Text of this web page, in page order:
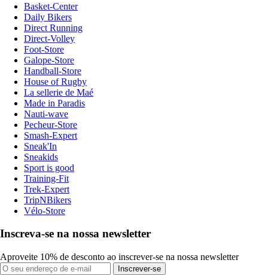
Basket-Center
Daily Bikers
Direct Running
Direct-Volley
Foot-Store
Galope-Store
Handball-Store
House of Rugby
La sellerie de Maé
Made in Paradis
Nauti-wave
Pecheur-Store
Smash-Expert
Sneak'In
Sneakids
Sport is good
Training-Fit
Trek-Expert
TripNBikers
Vélo-Store
Inscreva-se na nossa newsletter
Aproveite 10% de desconto ao inscrever-se na nossa newsletter
Inscrever-se